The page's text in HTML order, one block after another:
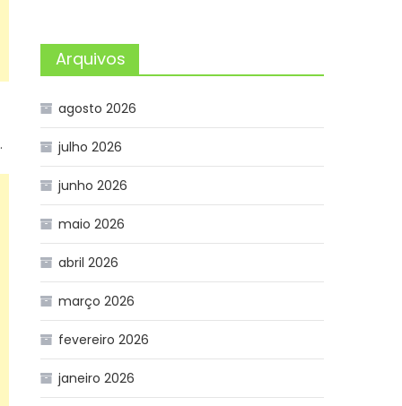
Arquivos
agosto 2026
julho 2026
junho 2026
maio 2026
abril 2026
março 2026
fevereiro 2026
janeiro 2026